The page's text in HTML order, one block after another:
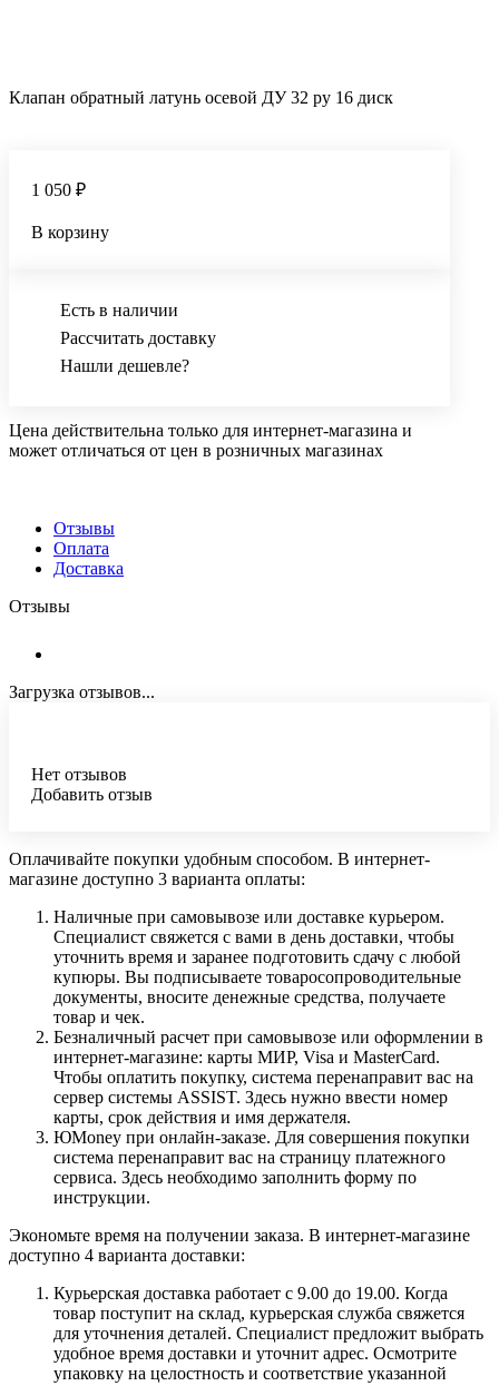
Клапан обратный латунь осевой ДУ 32 ру 16 диск
1 050 ₽
В корзину
Есть в наличии
Рассчитать доставку
Нашли дешевле?
Цена действительна только для интернет-магазина и
может отличаться от цен в розничных магазинах
Отзывы
Оплата
Доставка
Отзывы
Загрузка отзывов...
Нет отзывов
Добавить отзыв
Оплачивайте покупки удобным способом. В интернет-
магазине доступно 3 варианта оплаты:
Наличные при самовывозе или доставке курьером.
Специалист свяжется с вами в день доставки, чтобы
уточнить время и заранее подготовить сдачу с любой
купюры. Вы подписываете товаросопроводительные
документы, вносите денежные средства, получаете
товар и чек.
Безналичный расчет при самовывозе или оформлении в
интернет-магазине: карты МИР, Visa и MasterCard.
Чтобы оплатить покупку, система перенаправит вас на
сервер системы ASSIST. Здесь нужно ввести номер
карты, срок действия и имя держателя.
ЮMoney при онлайн-заказе. Для совершения покупки
система перенаправит вас на страницу платежного
сервиса. Здесь необходимо заполнить форму по
инструкции.
Экономьте время на получении заказа. В интернет-магазине
доступно 4 варианта доставки:
Курьерская доставка работает с 9.00 до 19.00. Когда
товар поступит на склад, курьерская служба свяжется
для уточнения деталей. Специалист предложит выбрать
удобное время доставки и уточнит адрес. Осмотрите
упаковку на целостность и соответствие указанной